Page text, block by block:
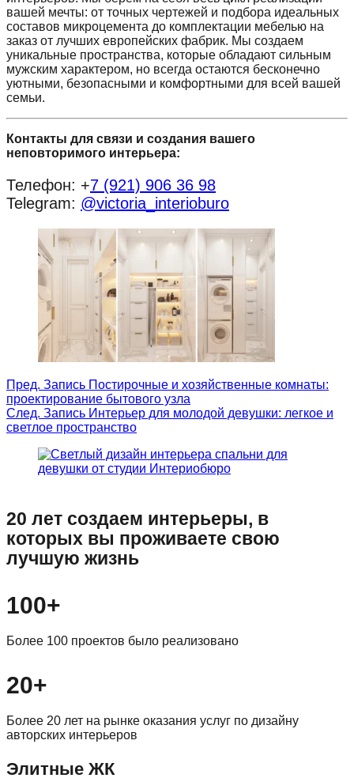
вашей мечты: от точных чертежей и подбора идеальных
составов микроцемента до комплектации мебелью на
заказ от лучших европейских фабрик. Мы создаем
уникальные пространства, которые обладают сильным
мужским характером, но всегда остаются бесконечно
уютными, безопасными и комфортными для всей вашей
семьи.
Контакты для связи и создания вашего
неповторимого интерьера:
Телефон: +7 (921) 906 36 98
Telegram: @victoria_interioburo
Пред. Запись Постирочные и хозяйственные комнаты:
проектирование бытового узла
След. Запись Интерьер для молодой девушки: легкое и
светлое пространство
20 лет создаем интерьеры, в
которых вы проживаете свою
лучшую жизнь
100+
Более 100 проектов было реализовано
20+
Более 20 лет на рынке оказания услуг по дизайну
авторских интерьеров
Элитные ЖК